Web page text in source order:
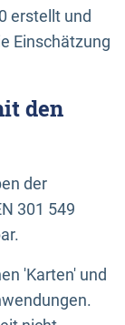
erstellt und
Einschätzung
den
der
301 549
'Karten' und